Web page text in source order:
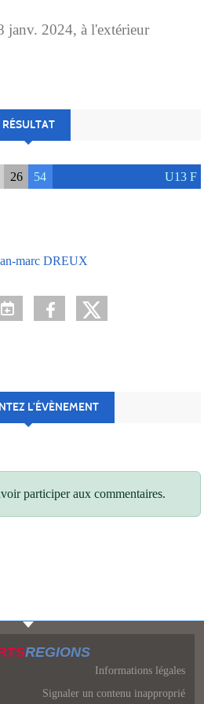
janv. 2024, à l'extérieur
RÉSULTAT
26 54 U13 F
marc DREUX
L’ÉVÈNEMENT
participer aux commentaires.
REGIONS
Informations légales
Signaler un contenu inapproprié